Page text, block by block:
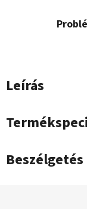
Leírás
Beszélgetés